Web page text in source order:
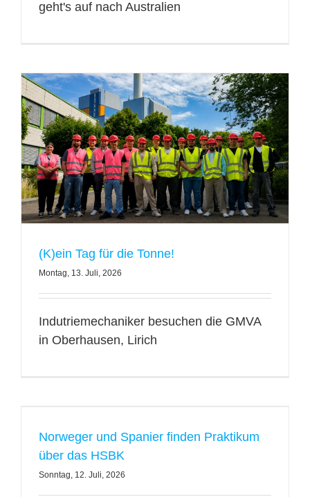
t l
h
geht's auf nach Australien
(K)ein Tag für die Tonne!
Montag, 13. Juli, 2026
Indutriemechaniker besuchen die GMVA
in Oberhausen, Lirich
Norweger und Spanier finden Praktikum
über das HSBK
Sonntag, 12. Juli, 2026